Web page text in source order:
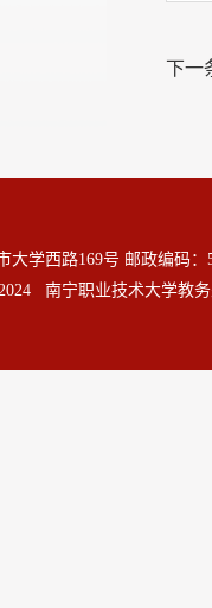
下一
大学西路169号 邮政编码：
南宁职业技术大学教务